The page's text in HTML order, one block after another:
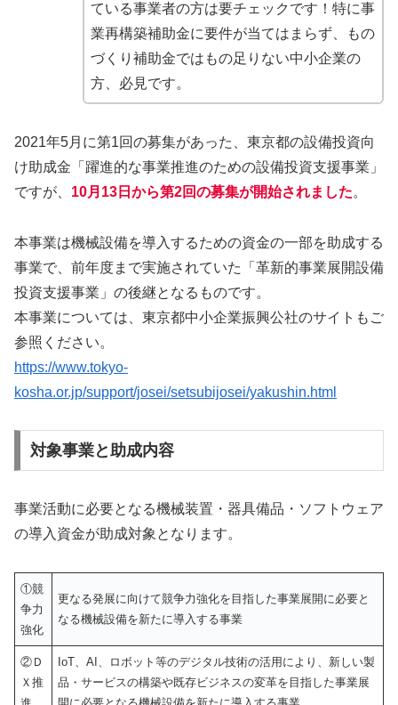
ている事業者の方は要チェックです！特に事
業再構築補助金に要件が当てはまらず、もの
づくり補助金ではもの足りない中小企業の
方、必見です。
2021年5月に第1回の募集があった、東京都の設備投資向
け助成金「躍進的な事業推進のための設備投資支援事業」
ですが、 10月13日から第2回の募集が開始されました。
本事業は機械設備を導入するための資金の一部を助成する
事業で、前年度まで実施されていた「革新的事業展開設備
投資支援事業」の後継となるものです。
本事業については、東京都中小企業振興公社のサイトもご
参照ください。
https://www.tokyo-
kosha.or.jp/support/josei/setsubijosei/yakushin.html
対象事業と助成内容
事業活動に必要となる機械装置・器具備品・ソフトウェア
の導入資金が助成対象となります。
①競
争力
強化
更なる発展に向けて競争力強化を目指した事業展開に必要と
なる機械設備を新たに導入する事業
②Ｄ
Ｘ推
IoT、AI、ロボット等のデジタル技術の活用により、新しい製
品・サービスの構築や既存ビジネスの変革を目指した事業展